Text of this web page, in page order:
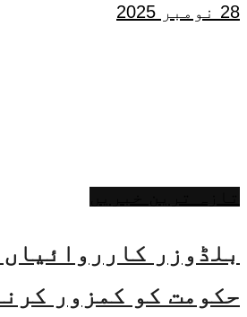
28 نومبر 2025
بلڈوزر
حکومت کو کمزور